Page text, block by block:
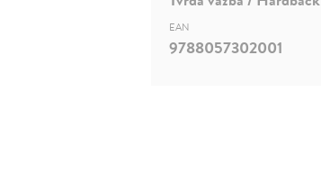
EAN
9788057302001